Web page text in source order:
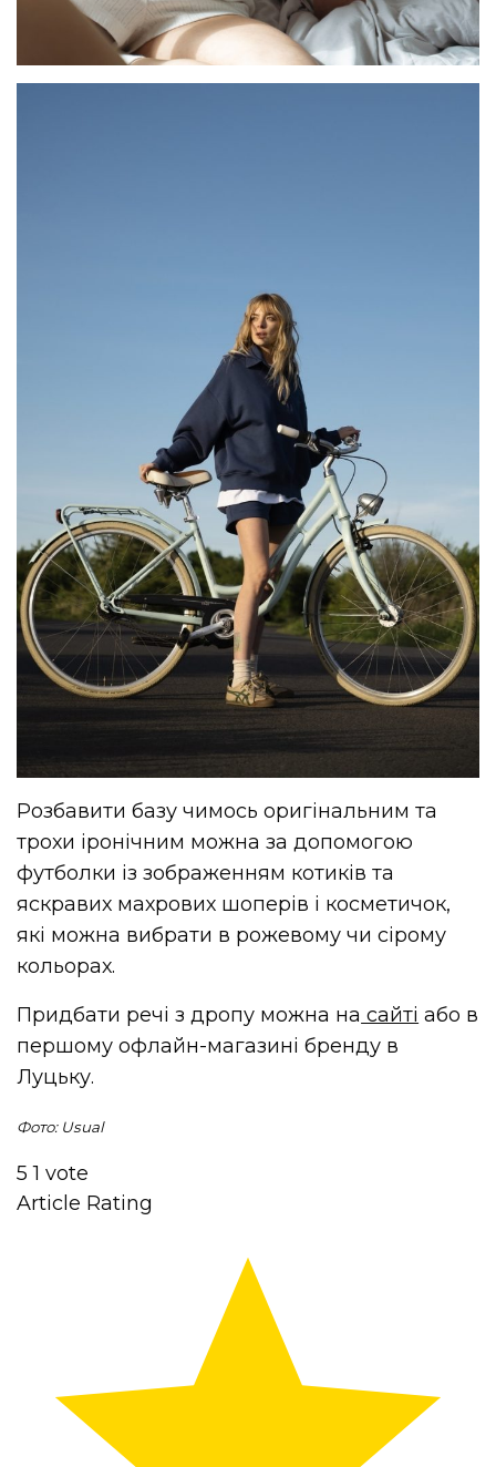
Розбавити базу чимось оригінальним та
трохи іронічним можна за допомогою
футболки із зображенням котиків та
яскравих махрових шоперів і косметичок,
які можна вибрати в рожевому чи сірому
кольорах.
Придбати речі з дропу можна на сайті або в
першому офлайн-магазині бренду в
Луцьку.
Фото: Usual
5 1 vote
Article Rating